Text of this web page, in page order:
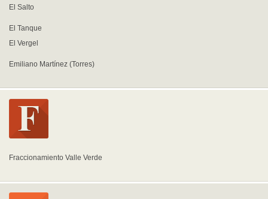
El Salto
El Tanque
El Vergel
Emiliano Martínez (Torres)
Fraccionamiento Valle Verde